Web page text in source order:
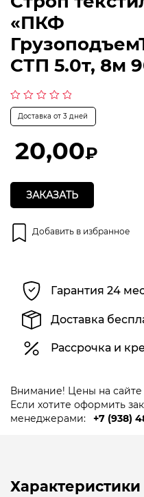
«ПКФ
СТП 5.0т, 8м
Оценка
из
Доставка от 3 дней
20,00₽
ЗАКАЗАТЬ
Добавить в избранное
Гарантия 24
Доставка
Рассрочка и
Внимание! Цены на сайте
Если хотите оформить
менеджерами:
+7 (938)
Характеристики